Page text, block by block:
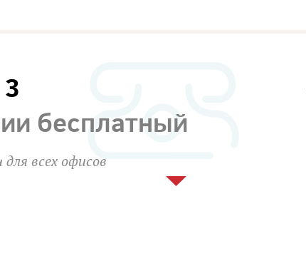
бесплатный
всех офисов